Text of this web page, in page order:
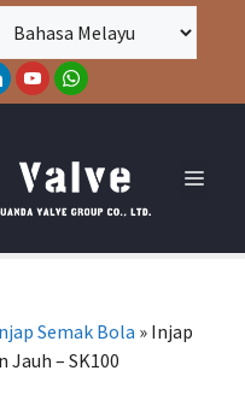
Semak Bola » Injap
Jauh – SK100